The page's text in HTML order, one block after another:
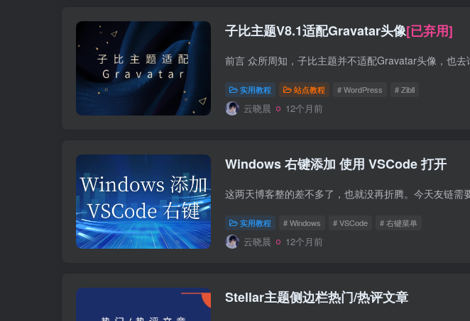
子比主题V8.1适配Gravatar头像[已弃用]
实用教程 站点教程 # WordPress # Zibll
云晓晨 12个月前
Windows 右键添加 使用 VSCode 打开
实用教程 # Windows # VSCode # 右键菜单
云晓晨 12个月前
Stellar主题侧边栏热门/热评文章